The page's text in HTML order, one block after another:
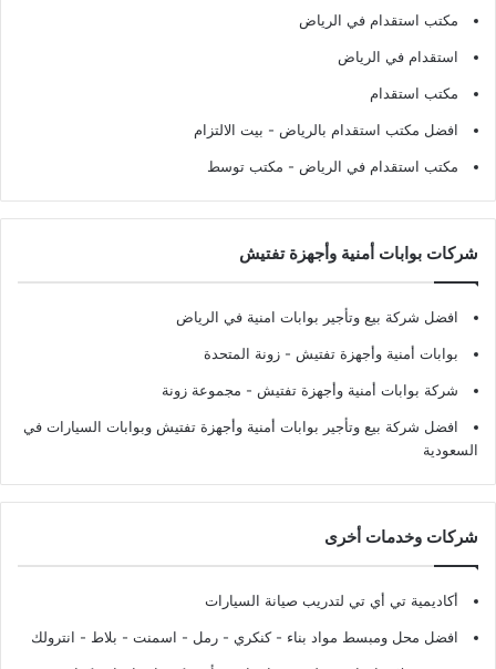
مكتب استقدام في الرياض
استقدام في الرياض
مكتب استقدام
افضل مكتب استقدام بالرياض - بيت الالتزام
مكتب استقدام في الرياض - مكتب توسط
شركات بوابات أمنية وأجهزة تفتيش
افضل شركة بيع وتأجير بوابات امنية في الرياض
بوابات أمنية وأجهزة تفتيش - زونة المتحدة
شركة بوابات أمنية وأجهزة تفتيش - مجموعة زونة
افضل شركة بيع وتأجير بوابات أمنية وأجهزة تفتيش وبوابات السيارات في
السعودية
شركات وخدمات أخرى
أكاديمية تي أي تي لتدريب صيانة السيارات
افضل محل ومبسط مواد بناء - كنكري - رمل - اسمنت - بلاط - انترولك